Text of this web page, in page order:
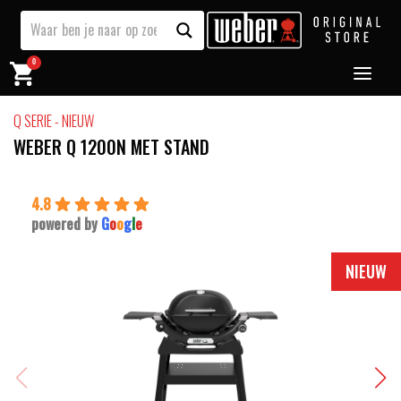
0
Q SERIE - NIEUW
WEBER Q 1200N MET STAND
4.8
powered by Google
NIEUW